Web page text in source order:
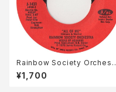
Rainbow Society Orchestr
a / All Of Me
¥1,700